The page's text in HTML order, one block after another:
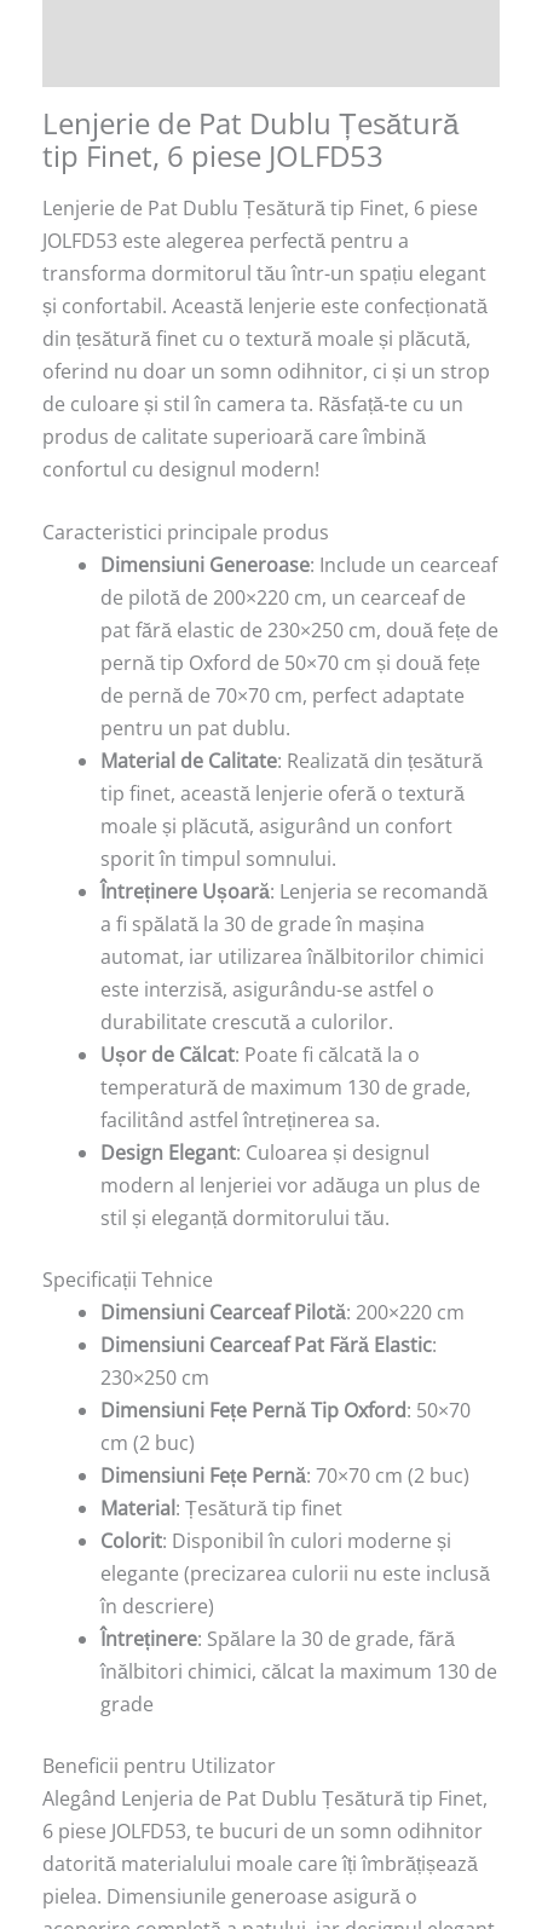
Lenjerie de Pat Dublu Țesătură
tip Finet, 6 piese JOLFD53
Lenjerie de Pat Dublu Țesătură tip Finet, 6 piese
JOLFD53 este alegerea perfectă pentru a
transforma dormitorul tău într-un spațiu elegant
și confortabil. Această lenjerie este confecționată
din țesătură finet cu o textură moale și plăcută,
oferind nu doar un somn odihnitor, ci și un strop
de culoare și stil în camera ta. Răsfață-te cu un
produs de calitate superioară care îmbină
confortul cu designul modern!
Caracteristici principale produs
Dimensiuni Generoase: Include un cearceaf
de pilotă de 200×220 cm, un cearceaf de
pat fără elastic de 230×250 cm, două fețe de
pernă tip Oxford de 50×70 cm și două fețe
de pernă de 70×70 cm, perfect adaptate
pentru un pat dublu.
Material de Calitate: Realizată din țesătură
tip finet, această lenjerie oferă o textură
moale și plăcută, asigurând un confort
sporit în timpul somnului.
Întreținere Ușoară: Lenjeria se recomandă
a fi spălată la 30 de grade în mașina
automat, iar utilizarea înălbitorilor chimici
este interzisă, asigurându-se astfel o
durabilitate crescută a culorilor.
Ușor de Călcat: Poate fi călcată la o
temperatură de maximum 130 de grade,
facilitând astfel întreținerea sa.
Design Elegant: Culoarea și designul
modern al lenjeriei vor adăuga un plus de
stil și eleganță dormitorului tău.
Specificații Tehnice
Dimensiuni Cearceaf Pilotă: 200×220 cm
Dimensiuni Cearceaf Pat Fără Elastic:
230×250 cm
Dimensiuni Fețe Pernă Tip Oxford: 50×70
cm (2 buc)
Dimensiuni Fețe Pernă: 70×70 cm (2 buc)
Material: Țesătură tip finet
Colorit: Disponibil în culori moderne și
elegante (precizarea culorii nu este inclusă
în descriere)
Întreținere: Spălare la 30 de grade, fără
înălbitori chimici, călcat la maximum 130 de
grade
Beneficii pentru Utilizator
Alegând Lenjeria de Pat Dublu Țesătură tip Finet,
6 piese JOLFD53, te bucuri de un somn odihnitor
datorită materialului moale care îți îmbrățișează
pielea. Dimensiunile generoase asigură o